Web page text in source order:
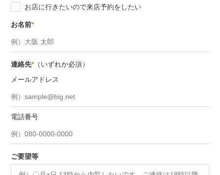
お店に行きたいので来店予約をしたい
お名前*
連絡先*（いずれか必須）
メールアドレス
電話番号
ご要望等